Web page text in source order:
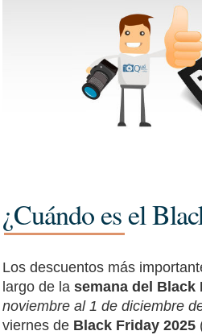
¿Cuándo es el
Los descuentos más
largo de lasemana del Black
noviembre al 1 de diciembre
viernes de Black Friday 2025